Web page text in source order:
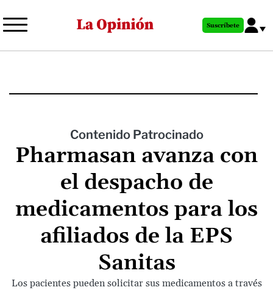
al
principal
Suscríbete
Contenido Patrocinado
Pharmasan avanza con
el despacho de
medicamentos para los
afiliados de la EPS
Sanitas
Los pacientes pueden solicitar sus medicamentos a través